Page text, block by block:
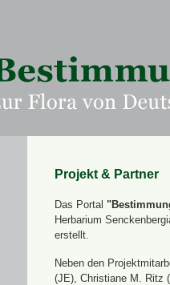
Projekt & Partner
Das Portal
Herbarium
erstellt.
Neben den
(JE), Christiane M. Ritz